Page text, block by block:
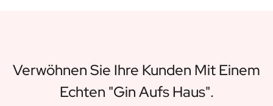
Willst du meine Patin sein? Geschenk
Willst du mein Pate sein? Geschenk
Verwöhnen Sie Ihre Kunden Mit Einem
Echten "Gin Aufs Haus".